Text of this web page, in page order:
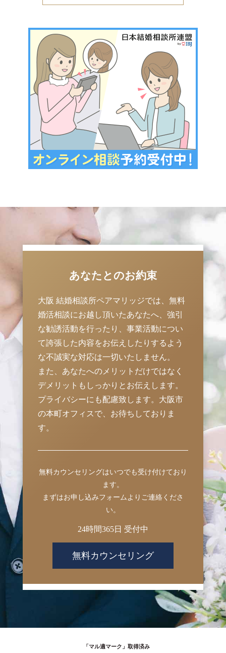
あなたとのお約束
大阪 結婚相談所ペアマリッジでは、無料
婚活相談にお越し頂いたあなたへ、強引
な勧誘活動を行ったり、事業活動につい
て誇張した内容をお伝えしたりするよう
な不誠実な対応は一切いたしません。
また、あなたへのメリットだけではなく
デメリットもしっかりとお伝えします。
プライバシーにも配慮致します。大阪市
の本町オフィスで、お待ちしておりま
す。
無料カウンセリングはいつでも受け付けており
ます。
まずはお申し込みフォームよりご連絡くださ
い。
24時間365日 受付中
無料カウンセリング
「マル適マーク」取得済み